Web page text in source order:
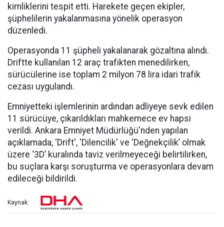
kimliklerini tespit etti. Harekete geçen ekipler,
şüphelilerin yakalanmasına yönelik operasyon
düzenledi.
Operasyonda 11 şüpheli yakalanarak gözaltına alındı.
Driftte kullanılan 12 araç trafikten menedilirken,
sürücülerine ise toplam 2 milyon 78 lira idari trafik
cezası uygulandı.
Emniyetteki işlemlerinin ardından adliyeye sevk edilen
11 sürücüye, çıkarıldıkları mahkemece ev hapsi
verildi. Ankara Emniyet Müdürlüğü'nden yapılan
açıklamada, ‘Drift', 'Dilencilik' ve 'Değnekçilik’ olmak
üzere ‘3D’ kuralında taviz verilmeyeceği belirtilirken,
bu suçlara karşı soruşturma ve operasyonlara devam
edileceği bildirildi.
Kaynak: